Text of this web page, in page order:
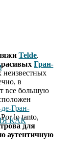
КАК
Telde.
Гран-
неизвестных
в
все большую
Гран-
lo tanto,
для
аутентичную